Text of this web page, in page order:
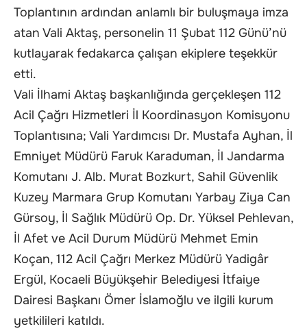
Toplantının ardından anlamlı bir buluşmaya imza
atan Vali Aktaş, personelin 11 Şubat 112 Günü’nü
kutlayarak fedakarca çalışan ekiplere teşekkür
etti.
Vali İlhami Aktaş başkanlığında gerçekleşen 112
Acil Çağrı Hizmetleri İl Koordinasyon Komisyonu
Toplantısına; Vali Yardımcısı Dr. Mustafa Ayhan, İl
Emniyet Müdürü Faruk Karaduman, İl Jandarma
Komutanı J. Alb. Murat Bozkurt, Sahil Güvenlik
Kuzey Marmara Grup Komutanı Yarbay Ziya Can
Gürsoy, İl Sağlık Müdürü Op. Dr. Yüksel Pehlevan,
İl Afet ve Acil Durum Müdürü Mehmet Emin
Koçan, 112 Acil Çağrı Merkez Müdürü Yadigâr
Ergül, Kocaeli Büyükşehir Belediyesi İtfaiye
Dairesi Başkanı Ömer İslamoğlu ve ilgili kurum
yetkilileri katıldı.